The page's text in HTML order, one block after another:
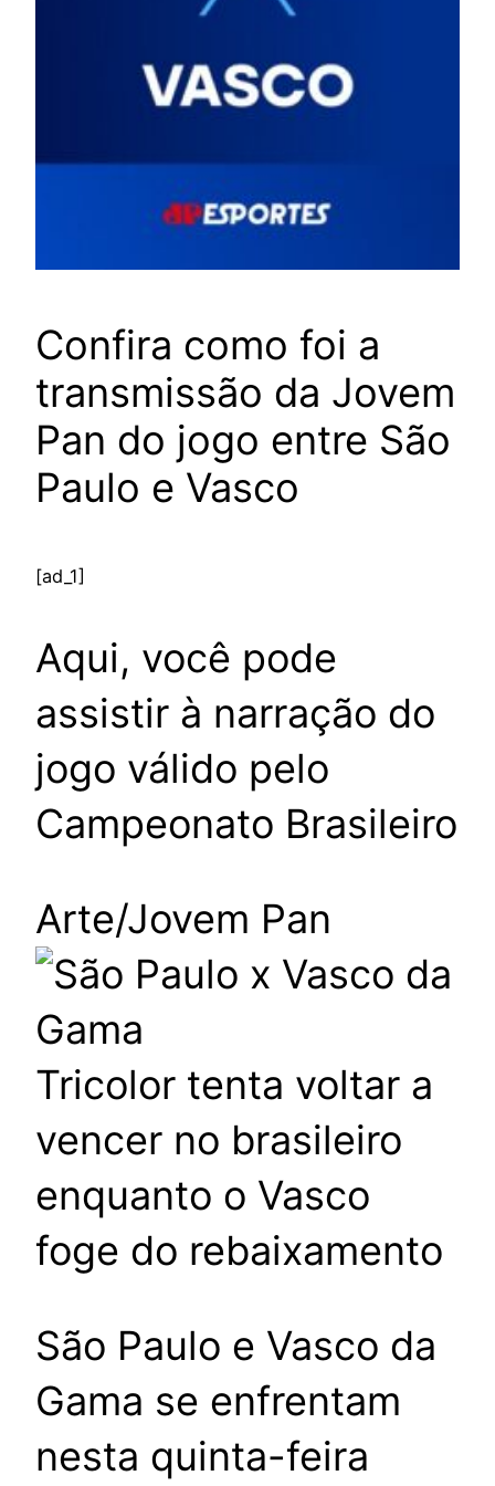
Confira como foi a
transmissão da Jovem
Pan do jogo entre São
Paulo e Vasco
[ad_1]
Aqui, você pode
assistir à narração do
jogo válido pelo
Campeonato Brasileiro
Arte/Jovem Pan
Tricolor tenta voltar a
vencer no brasileiro
enquanto o Vasco
foge do rebaixamento
São Paulo e Vasco da
Gama se enfrentam
nesta quinta-feira